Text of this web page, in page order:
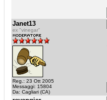
Janet13
ex "vinegar"
Reg.: 23 Ott 2005
Messaggi: 15804
Da: Cagliari (CA)